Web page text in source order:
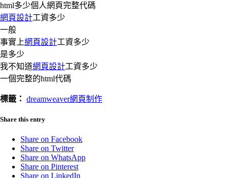
html多少個人網頁完整代碼
網頁設計工資多少
一般
事實上網頁設計工資多少
是多少
我不知道網頁設計工資多少
一個完整的html代碼
標籤： dreamweaver網頁制作
Share this entry
Share on Facebook
Share on Twitter
Share on WhatsApp
Share on Pinterest
Share on LinkedIn